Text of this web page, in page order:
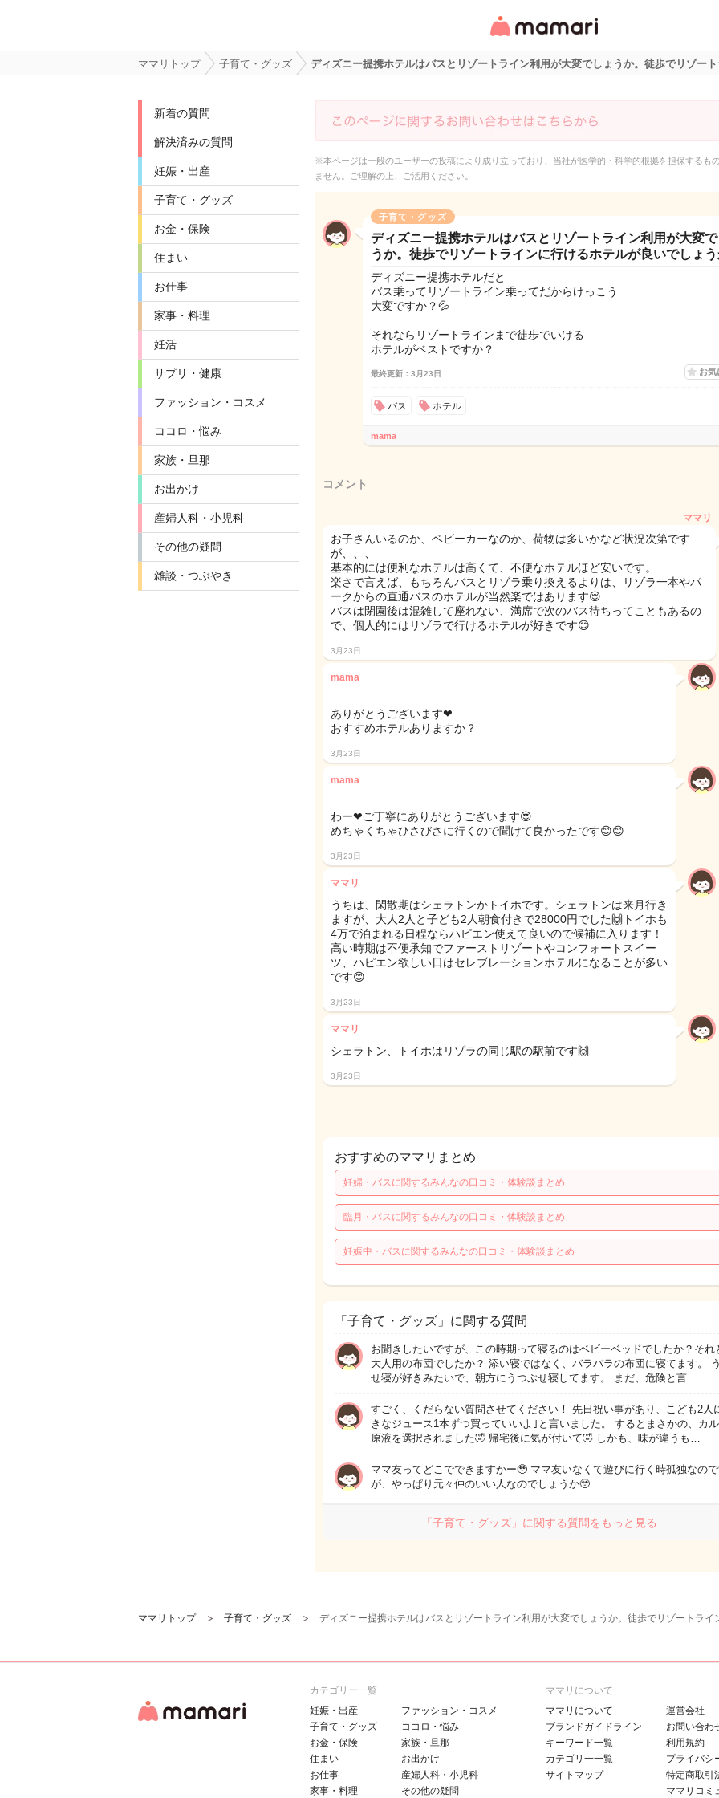
リ・情報サイト
ママリトップ 子育て・グッズ ディズニー提携ホテルはバスとリゾートライン利用が大変でしょうか。徒歩でリゾー
新着の質問
解決済みの質問
妊娠・出産
子育て・グッズ
お金・保険
住まい
お仕事
家事・料理
妊活
サプリ・健康
ファッション・コスメ
ココロ・悩み
家族・旦那
お出かけ
産婦人科・小児科
その他の疑問
雑談・つぶやき
※本ページは一般のユーザーの投稿により成り立っており、当社が医学的・科学的根拠を担保するも
ません。ご理解の上、ご活用ください。
子育て・グッズ
ディズニー提携ホテルはバスとリゾートライン利用が大変で
うか。徒歩でリゾートラインに行けるホテルが良いでしょう
ディズニー提携ホテルだと
バス乗ってリゾートライン乗ってだからけっこう
大変ですか？💦
それならリゾートラインまで徒歩でいける
ホテルがベストですか？
最終更新：3月23日 お気
バス ホテル
mama
コメント
ママリ
お子さんいるのか、ベビーカーなのか、荷物は多いかなど状況次第です
が、、、
基本的には便利なホテルは高くて、不便なホテルほど安いです。
楽さで言えば、もちろんバスとリゾラ乗り換えるよりは、リゾラ一本やパ
ークからの直通バスのホテルが当然楽ではあります😌
バスは閉園後は混雑して座れない、満席で次のバス待ちってこともあるの
で、個人的にはリゾラで行けるホテルが好きです😊
3月23日
mama
ありがとうございます❤
おすすめホテルありますか？
3月23日
mama
わー❤ご丁寧にありがとうございます😍
めちゃくちゃひさびさに行くので聞けて良かったです😊😊
3月23日
ママリ
うちは、閑散期はシェラトンかトイホです。シェラトンは来月行き
ますが、大人2人と子ども2人朝食付きで28000円でした🙌トイホも
4万で泊まれる日程ならハピエン使えて良いので候補に入ります！
高い時期は不便承知でファーストリゾートやコンフォートスイー
ツ、ハピエン欲しい日はセレブレーションホテルになることが多い
です😊
3月23日
ママリ
シェラトン、トイホはリゾラの同じ駅の駅前です🙌
3月23日
おすすめのママリまとめ
妊婦・バスに関するみんなの口コミ・体験談まとめ
臨月・バスに関するみんなの口コミ・体験談まとめ
妊娠中・バスに関するみんなの口コミ・体験談まとめ
「子育て・グッズ」に関する質問
お聞きしたいですが、この時期って寝るのはベビーベッドでしたか？それ
大人用の布団でしたか？ 添い寝ではなく、バラバラの布団に寝てます。
せ寝が好きみたいで、朝方にうつぶせ寝してます。 まだ、危険と言…
すごく、くだらない質問させてください！ 先日祝い事があり、こども2人
きなジュース1本ずつ買っていいよ｣と言いました。 するとまさかの、カ
原液を選択されました🤣 帰宅後に気が付いて🤣 しかも、味が違うも…
ママ友ってどこでできますかー🥹 ママ友いなくて遊びに行く時孤独なの
が、やっぱり元々仲のいい人なのでしょうか🥹
「子育て・グッズ」に関する質問をもっと見る
ママリトップ 子育て・グッズ ディズニー提携ホテルはバスとリゾートライン利用が大変でしょうか。徒歩でリゾートライ
カテゴリー一覧
妊娠・出産
子育て・グッズ
お金・保険
住まい
お仕事
家事・料理
ファッション・コスメ
ココロ・悩み
家族・旦那
お出かけ
産婦人科・小児科
その他の疑問
ママリについて
ママリについて
ブランドガイドライン
キーワード一覧
カテゴリ一一覧
サイトマップ
運営会社
お問い合わ
利用規約
プライバシ
特定商取引
ママリコミ